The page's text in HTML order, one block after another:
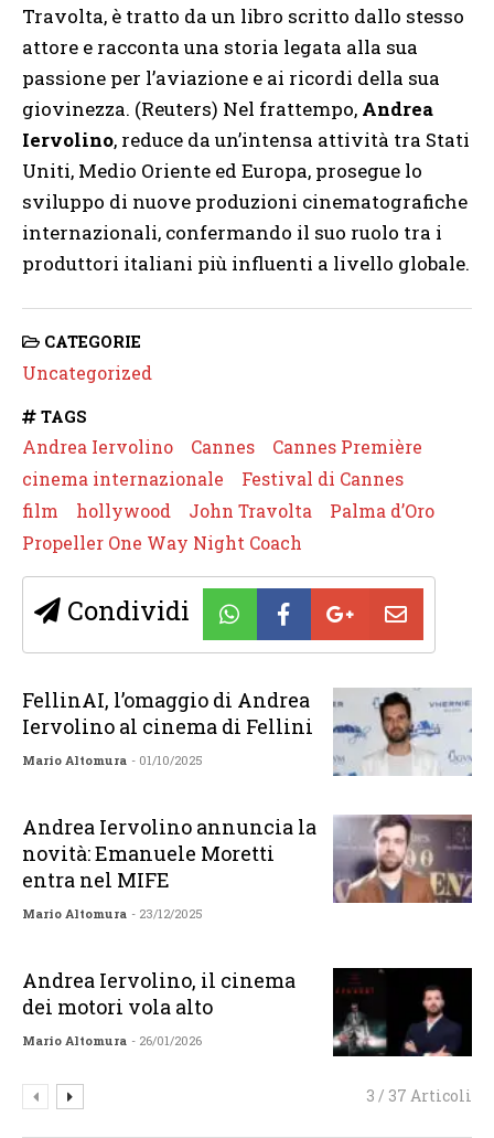
Travolta, è tratto da un libro scritto dallo stesso
attore e racconta una storia legata alla sua
passione per l’aviazione e ai ricordi della sua
giovinezza. (Reuters) Nel frattempo, Andrea
Iervolino, reduce da un’intensa attività tra Stati
Uniti, Medio Oriente ed Europa, prosegue lo
sviluppo di nuove produzioni cinematografiche
internazionali, confermando il suo ruolo tra i
produttori italiani più influenti a livello globale.
CATEGORIE
Uncategorized
TAGS
Andrea Iervolino Cannes
Cannes Première
cinema internazionale
Festival di Cannes
film
hollywood John Travolta
Palma d’Oro
Propeller One Way Night Coach
Condividi
FellinAI, l’omaggio di Andrea
Iervolino al cinema di Fellini
Mario Altomura - 01/10/2025
Andrea Iervolino annuncia la
novità: Emanuele Moretti
entra nel MIFE
Mario Altomura - 23/12/2025
Andrea Iervolino, il cinema
dei motori vola alto
Mario Altomura - 26/01/2026
3 / 37 Articoli